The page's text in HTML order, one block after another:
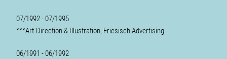
07/1992 - 07/1995
°°°Art-Direction & Illustration, Friesisch Advertising
06/1991 - 06/1992